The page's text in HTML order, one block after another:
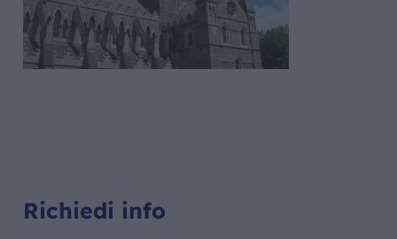
Richiedi info